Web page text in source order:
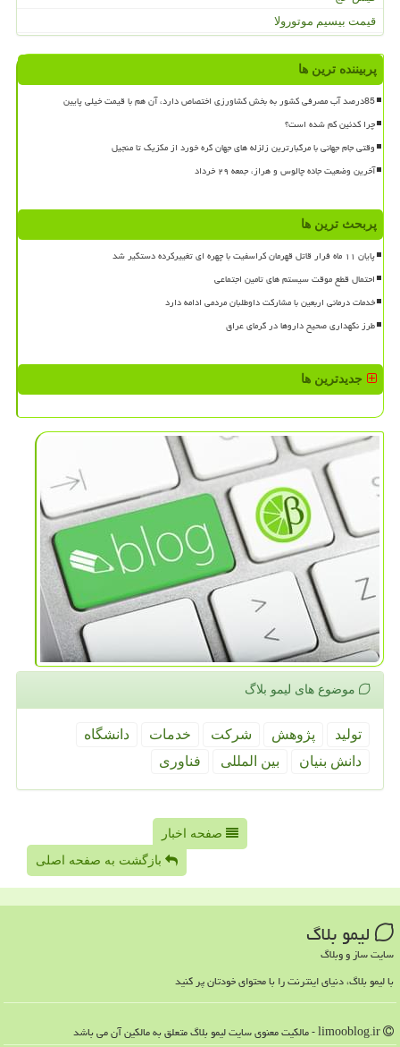
قیمت بیسیم موتورولا
پربیننده ترین ها
85درصد آب مصرفی کشور به بخش کشاورزی اختصاص دارد، آن هم با قیمت خیلی پایین
چرا کدئین کم شده است؟
وقتی جام جهانی با مرگبارترین زلزله های جهان گره خورد از مکزیک تا منجیل
آخرین وضعیت جاده چالوس و هراز، جمعه ۲۹ خرداد
پربحث ترین ها
پایان ۱۱ ماه فرار قاتل قهرمان کراسفیت با چهره ای تغییرکرده دستگیر شد
احتمال قطع موقت سیستم های تامین اجتماعی
خدمات درمانی اربعین با مشارکت داوطلبان مردمی ادامه دارد
طرز نگهداری صحیح داروها در گرمای عراق
جدیدترین ها
موضوع های لیمو بلاگ
تولید پژوهش شركت خدمات
دانشگاه
دانش بنیان
بین المللی فناوری
صفحه اخبار
بازگشت به صفحه اصلی
لیمو بلاگ
سایت ساز و وبلاگ
با لیمو بلاگ، دنیای اینترنت را با محتوای خودتان پر کنید